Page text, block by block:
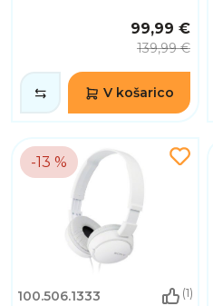
99,99 €
139,99 €
V košarico
-13 %
100.506.1333 (1)